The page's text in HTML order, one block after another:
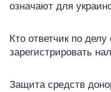
означают для
Кто ответчик по
зарегистрировать
Защита средств